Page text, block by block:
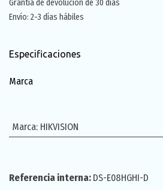
Grantía de devolución de 30 días
Envío: 2-3 días hábiles
Especificaciones
Marca
Marca: HIKVISION
Referencia interna: DS-E08HGHI-D